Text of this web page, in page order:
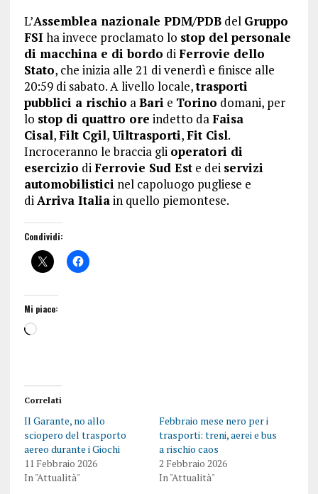
L’Assemblea nazionale PDM/PDBdel Gruppo
FSI ha invece proclamato lo stop del personale
di macchina e di bordo diFerrovie dello
Stato, che inizia alle 21 di venerdì e finisce alle
20:59 di sabato. A livello locale,trasporti
pubblici a rischio aBari e Torino domani, per
lo stop di quattro ore indetto daFaisa
Cisal,Filt Cgil,Uiltrasporti,Fit Cisl.
Incroceranno le braccia gli operatori di
esercizio diFerrovie Sud Este dei servizi
automobilistici nel capoluogo pugliese e
diArriva Italiain quello piemontese.
Condividi:
Mi piace:
Correlati
Il Garante, no allo
sciopero del trasporto
aereo durante i Giochi
11 Febbraio 2026
In "Attualità"
Febbraio mese nero per i
trasporti: treni, aerei e bus
a rischio caos
2 Febbraio 2026
In "Attualità"